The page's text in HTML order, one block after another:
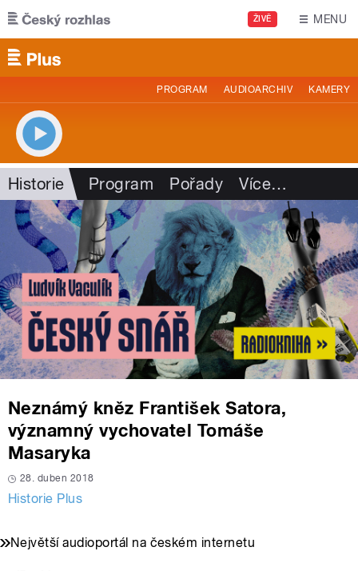
Přejít k hlavnímu obsahu
ŽIVĚ MENU
PROGRAM AUDIOARCHIV KAMERY
Historie Program Pořady Více…
Neznámý kněz František Satora,
významný vychovatel Tomáše
Masaryka
28. duben 2018
Historie Plus
Největší audioportál na českém internetu